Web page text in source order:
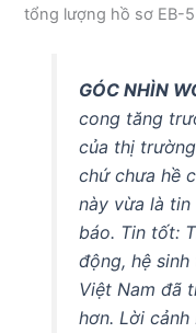
tổng lượng hồ sơ EB-
GÓC NHÌN
cong tăng
của thị
chứ chưa hề
này vừa là
báo. Tin tốt:
động, hệ
Việt Nam đã
hơn. Lời